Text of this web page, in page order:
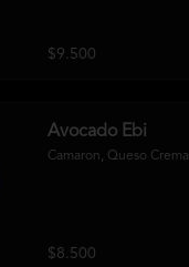
$9.500
Avocado Ebi
Camaron, Queso Crema
$8.500